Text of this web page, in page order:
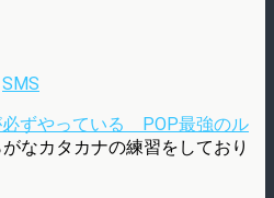
SMS
必ずやっている POP最強のル
なカタカナの練習をしており